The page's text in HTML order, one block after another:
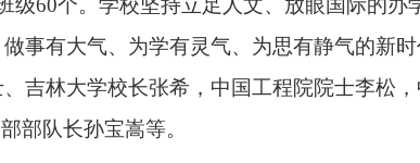
60个。学校坚持立足人文、放眼国际的办
事有大气、为学有灵气、为思有静气的新
吉林大学校长张希，中国工程院院士李松
部队长孙宝嵩等。